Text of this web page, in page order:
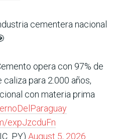
cementera nacional
opera con 97% de
para 2.000 años,
con materia prima
expJzcduFn
August 5, 2026